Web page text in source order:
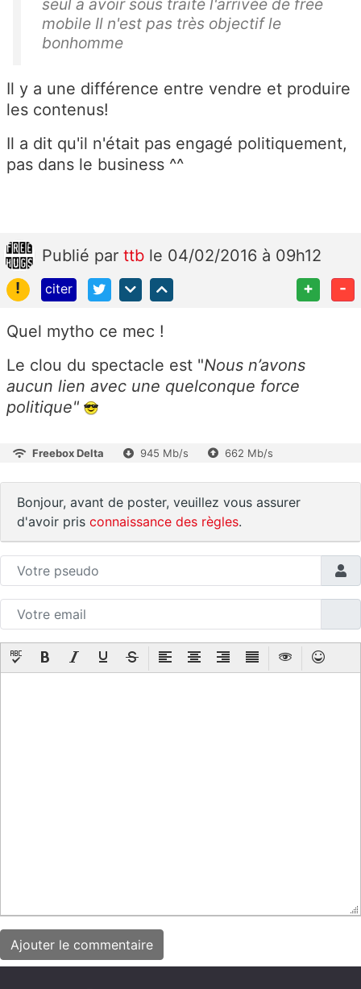
seul a avoir sous traité l'arrivée de free
mobile Il n'est pas très objectif le
bonhomme
Il y a une différence entre vendre et produire
les contenus!
Il a dit qu'il n'était pas engagé politiquement,
pas dans le business ^^
Publié par ttb le 04/02/2016 à 09h12
!
citer + -
Quel mytho ce mec !
Le clou du spectacle est "Nous n’avons
aucun lien avec une quelconque force
politique"
Freebox Delta 945 Mb/s 662 Mb/s
Bonjour, avant de poster, veuillez vous assurer
d'avoir pris connaissance des règles.